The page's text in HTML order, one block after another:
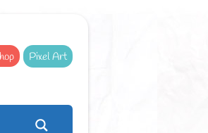
Pixel Art